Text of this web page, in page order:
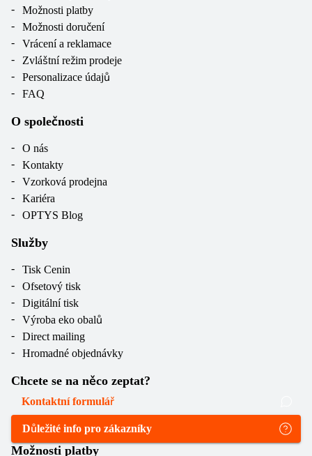
Možnosti platby
Možnosti doručení
Vrácení a reklamace
Zvláštní režim prodeje
Personalizace údajů
FAQ
O společnosti
O nás
Kontakty
Vzorková prodejna
Kariéra
OPTYS Blog
Služby
Tisk Cenin
Ofsetový tisk
Digitální tisk
Výroba eko obalů
Direct mailing
Hromadné objednávky
Chcete se na něco zeptat?
Kontaktní formulář
Důležité info pro zákazníky
Možnosti platby